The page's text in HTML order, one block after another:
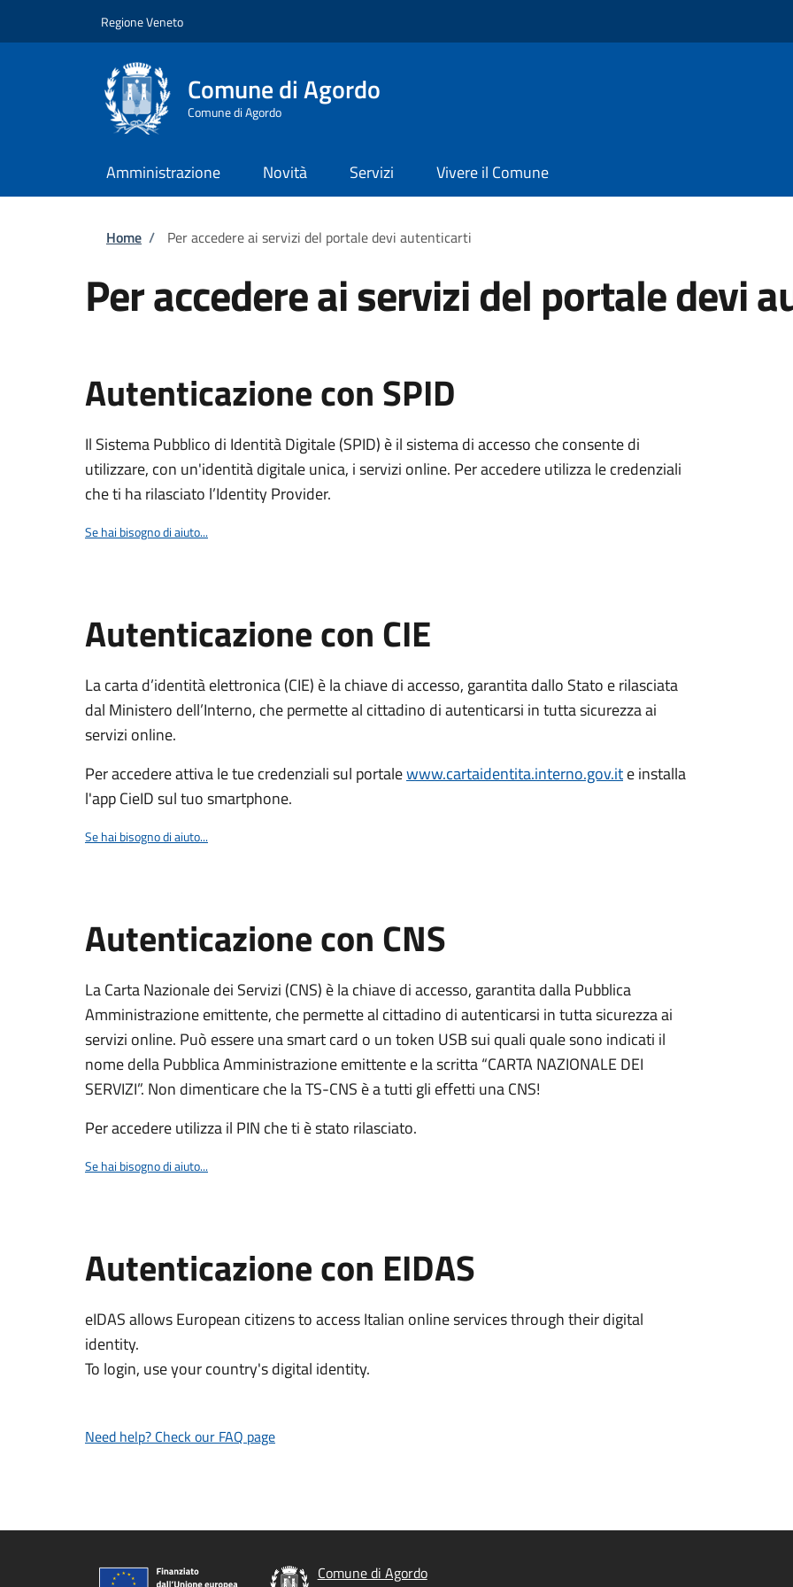
Regione Veneto
Comune di Agordo
Comune di Agordo
Amministrazione Novità Servizi Vivere il Comune
Briciole di pane
Home / Per accedere ai servizi del portale devi autenticarti
Per accedere ai servizi del portale devi
Autenticazione con SPID
Il Sistema Pubblico di Identità Digitale (SPID) è il sistema di accesso che consente di
utilizzare, con un'identità digitale unica, i servizi online. Per accedere utilizza le credenziali
che ti ha rilasciato l’Identity Provider.
Se hai bisogno di aiuto...
Autenticazione con CIE
La carta d’identità elettronica (CIE) è la chiave di accesso, garantita dallo Stato e rilasciata
dal Ministero dell’Interno, che permette al cittadino di autenticarsi in tutta sicurezza ai
servizi online.
Per accedere attiva le tue credenziali sul portalewww.cartaidentita.interno.gov.ite installa
l'app CieID sul tuo smartphone.
Se hai bisogno di aiuto...
Autenticazione con CNS
La Carta Nazionale dei Servizi (CNS) è la chiave di accesso, garantita dalla Pubblica
Amministrazione emittente, che permette al cittadino di autenticarsi in tutta sicurezza ai
servizi online. Può essere una smart card o un token USB sui quali quale sono indicati il
nome della Pubblica Amministrazione emittente e la scritta “CARTA NAZIONALE DEI
SERVIZI”. Non dimenticare che la TS-CNS è a tutti gli effetti una CNS!
Per accedere utilizza il PIN che ti è stato rilasciato.
Se hai bisogno di aiuto...
Autenticazione con EIDAS
eIDAS allows European citizens to access Italian online services through their digital
identity.
To login, use your country's digital identity.
Need help? Check our FAQ page
Comune di Agordo